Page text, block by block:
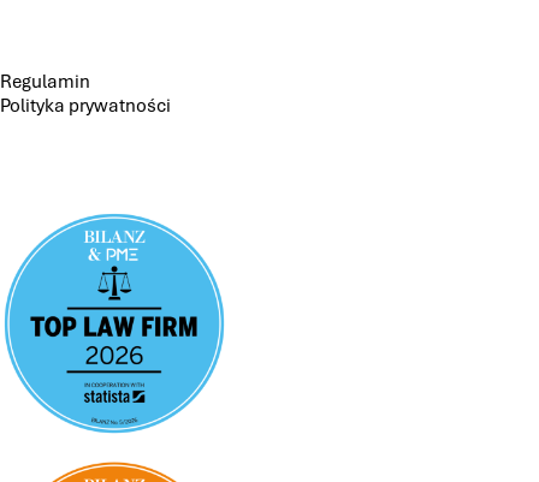
Regulamin
Polityka prywatności